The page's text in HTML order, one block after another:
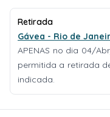
Retirada
Gávea - Rio de
APENAS no dia 04/
permitida a retirada
indicada.